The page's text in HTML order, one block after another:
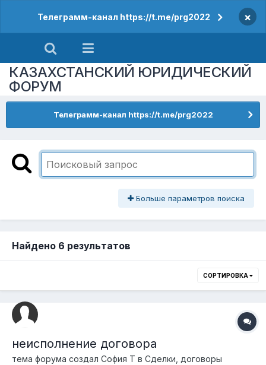
Телеграмм-канал https://t.me/prg2022 ×
КАЗАХСТАНСКИЙ ЮРИДИЧЕСКИЙ
ФОРУМ
Телеграмм-канал https://t.me/prg2022
Больше параметров поиска
Найдено 6 результатов
СОРТИРОВКА
неисполнение договора
тема форума создал София T в Сделки, договоры